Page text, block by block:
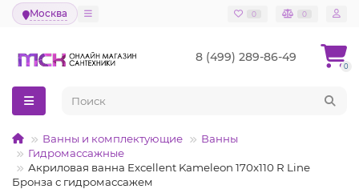
Москва 0 0
8 (499) 289-86-49
0
Ванны и комплектующие
Ванны
Гидромассажные
Акриловая ванна Excellent Kameleon 170x110 R Line
Бронза с гидромассажем